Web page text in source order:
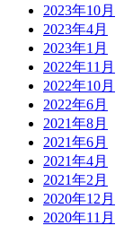
2023年10月
2023年4月
2023年1月
2022年11月
2022年10月
2022年6月
2021年8月
2021年6月
2021年4月
2021年2月
2020年12月
2020年11月